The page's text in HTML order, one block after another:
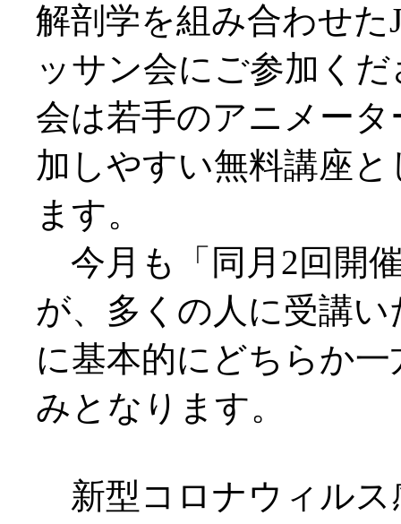
解剖学を組み合わせた
ッサン会にご参加く
会は若手のアニメー
加しやすい無料講座
ます。
今月も「同月2回開
が、多くの人に受講
に基本的にどちらか
みとなります。
新型コロナウィルス